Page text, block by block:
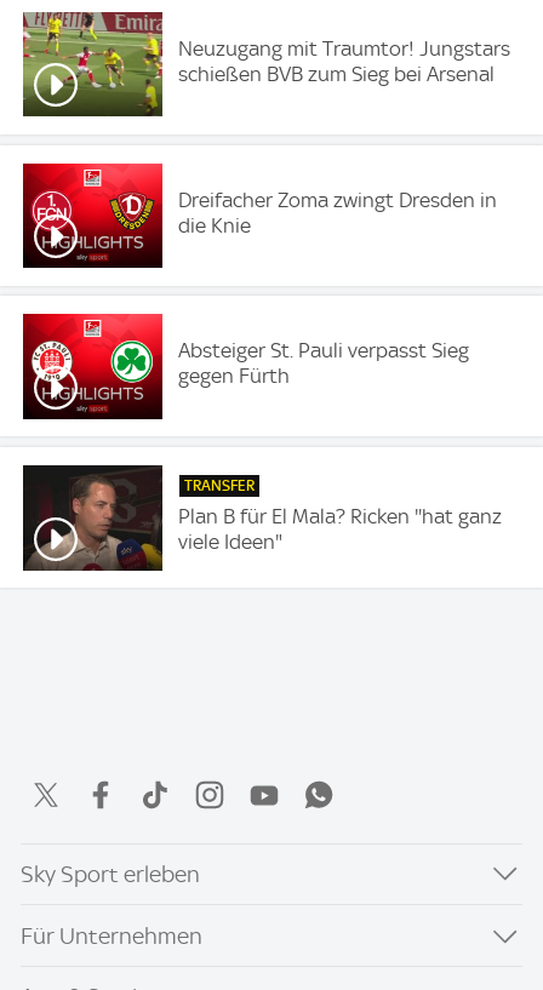
Neuzugang mit Traumtor! Jungstars
schießen BVB zum Sieg bei Arsenal
Dreifacher Zoma zwingt Dresden in
die Knie
Absteiger St. Pauli verpasst Sieg
gegen Fürth
TRANSFER
Plan B für El Mala? Ricken ''hat ganz
viele Ideen"
Sky Sport erleben
Für Unternehmen